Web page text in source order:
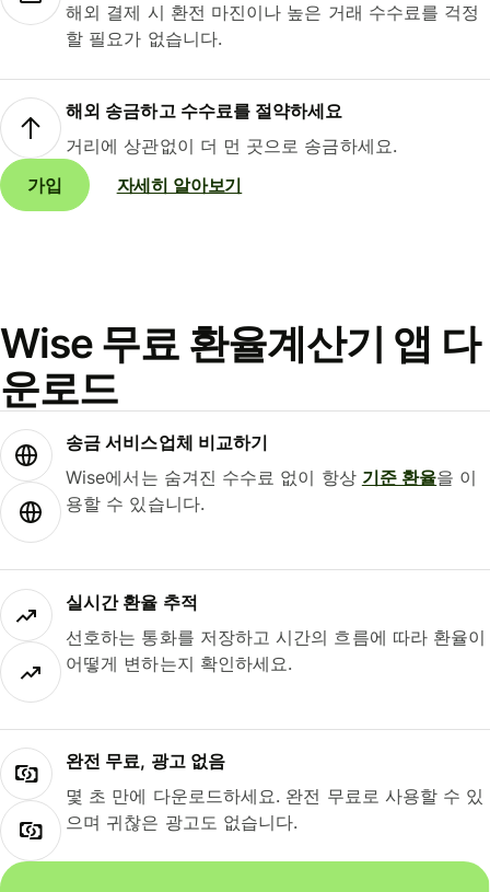
해외 결제 시 환전 마진이나 높은 거래 수수료를 걱정
할 필요가 없습니다.
해외 송금하고 수수료를 절약하세요
거리에 상관없이 더 먼 곳으로 송금하세요.
가입
자세히 알아보기
Wise 무료 환율계산기 앱 다
운로드
송금 서비스업체 비교하기
Wise에서는 숨겨진 수수료 없이 항상 기준 환율을 이
용할 수 있습니다.
실시간 환율 추적
선호하는 통화를 저장하고 시간의 흐름에 따라 환율이
어떻게 변하는지 확인하세요.
완전 무료, 광고 없음
몇 초 만에 다운로드하세요. 완전 무료로 사용할 수 있
으며 귀찮은 광고도 없습니다.